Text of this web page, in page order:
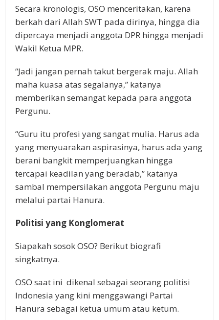
Secara kronologis, OSO menceritakan, karena
berkah dari Allah SWT pada dirinya, hingga dia
dipercaya menjadi anggota DPR hingga menjadi
Wakil Ketua MPR.
“Jadi jangan pernah takut bergerak maju. Allah
maha kuasa atas segalanya,” katanya
memberikan semangat kepada para anggota
Pergunu.
“Guru itu profesi yang sangat mulia. Harus ada
yang menyuarakan aspirasinya, harus ada yang
berani bangkit memperjuangkan hingga
tercapai keadilan yang beradab,” katanya
sambal mempersilakan anggota Pergunu maju
melalui partai Hanura.
Politisi yang Konglomerat
Siapakah sosok OSO? Berikut biografi
singkatnya.
OSO saat ini dikenal sebagai seorang politisi
Indonesia yang kini menggawangi Partai
Hanura sebagai ketua umum atau ketum.